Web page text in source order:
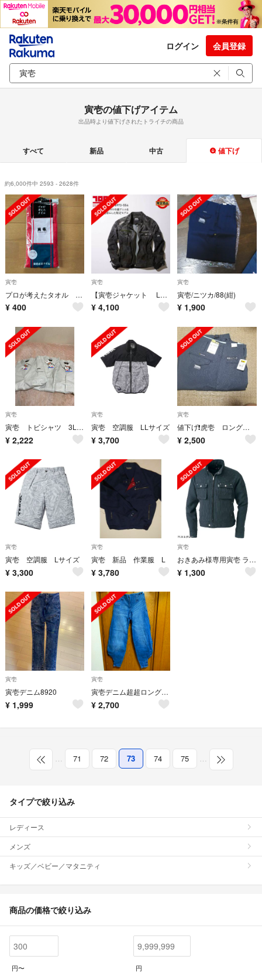
ログイン 会員登録
寅壱の値下げアイテム
出品時より値下げされたトライチの商品
すべて 新品 中古 値下げ
約6,000件中 2593 - 2628件
寅壱
プロが考えたタオル 寅壱
¥ 400
寅壱
【寅壱ジャケット Lサイズ】限定、希少品！大人気の8970シリーズの数量限
¥ 4,100
寅壱
寅壱/ニツカ/88(紺)
¥ 1,900
寅壱
寅壱 トビシャツ 3L 3枚セット 未使用
¥ 2,222
寅壱
寅壱 空調服 LLサイズ
¥ 3,700
寅壱
値下げ❗虎壱 ロングニッカ 新品
¥ 2,500
寅壱
寅壱 空調服 Lサイズ
¥ 3,300
寅壱
寅壱 新品 作業服 L
¥ 3,780
寅壱
おきあみ様専用寅壱 ライダースジャケット
¥ 1,300
寅壱
寅壱デニム8920
¥ 1,999
寅壱
寅壱デニム超超ロングニッカポッカw76作業着パンツ
¥ 2,700
… 71 72 73 74 75 …
タイプで絞り込み
レディース
メンズ
キッズ／ベビー／マタニティ
商品の価格で絞り込み
円〜 円